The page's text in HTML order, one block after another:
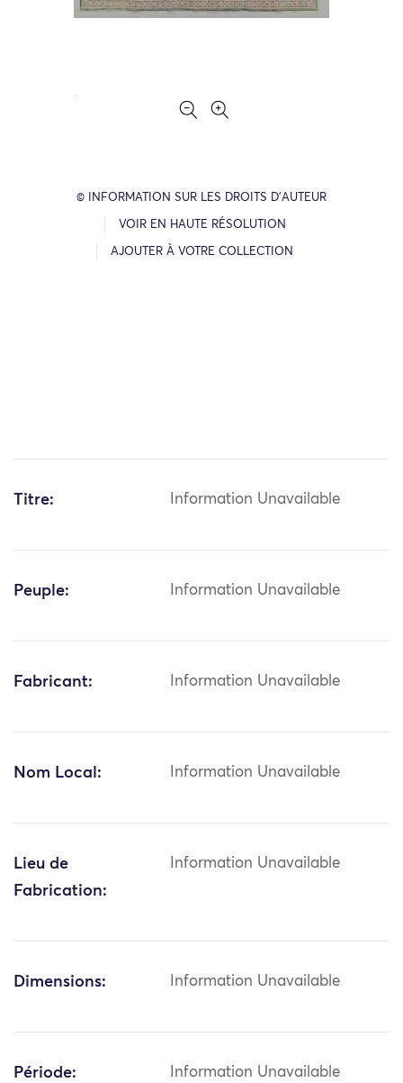
© INFORMATION SUR LES DROITS D’AUTEUR
VOIR EN HAUTE RÉSOLUTION
AJOUTER À VOTRE COLLECTION
Titre: Information Unavailable
Peuple: Information Unavailable
Fabricant: Information Unavailable
Nom Local: Information Unavailable
Lieu de
Fabrication:
Information Unavailable
Dimensions: Information Unavailable
Période: Information Unavailable